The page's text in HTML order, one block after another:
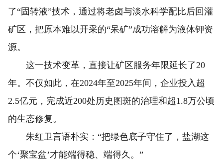
了“固转液”技术，通过将老卤与淡水科学配比后回灌
矿区，把原本难以开采的“呆矿”成功溶解为液体钾资
源。
这一技术变革，直接让矿区服务年限延长了20
年。不仅如此，在2024年至2025年间，企业投入超
2.5亿元，完成近200处历史图斑的治理和超1.8万公顷
的生态修复。
朱红卫言语朴实：“把绿色底子守住了，盐湖这
个‘聚宝盆’才能端得稳、端得久。”